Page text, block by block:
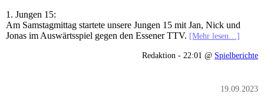
1. Jungen 15:
Am Samstagmittag startete unsere Jungen 15 mit Jan, Nick und
Jonas im Auswärtsspiel gegen den Essener TTV. [Mehr lesen…]
Redaktion - 22:01 @ Spielberichte
19.09.2023